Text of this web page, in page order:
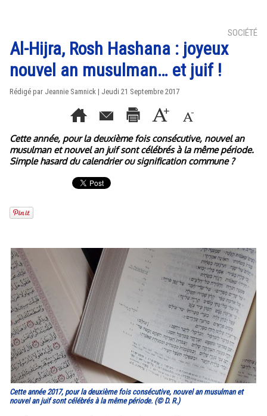
SOCIÉTÉ
Al-Hijra, Rosh Hashana : joyeux
nouvel an musulman… et juif !
Rédigé par Jeannie Samnick | Jeudi 21 Septembre 2017
Cette année, pour la deuxième fois consécutive, nouvel an
musulman et nouvel an juif sont célébrés à la même période.
Simple hasard du calendrier ou signification commune ?
Cette année 2017, pour la deuxième fois consécutive, nouvel an musulman et
nouvel an juif sont célébrés à la même période. (© D. R.)